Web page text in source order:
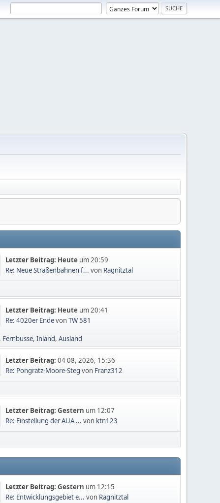
Letzter Beitrag: Heute um 20:59
Re: Neue Straßenbahnen f... von Ragnitztal
Letzter Beitrag: Heute um 20:41
Re: 4020er EndevonTW 581
Fernbusse Inland Ausland
Letzter Beitrag:04 08, 2026, 15:36
Re: Pongratz-Moore-Steg von Franz312
Letzter Beitrag:Gestern um 12:07
Re: Einstellung der AUA ... von ktn123
Letzter Beitrag:Gestern um 12:15
Re: Entwicklungsgebiet e... von Ragnitztal